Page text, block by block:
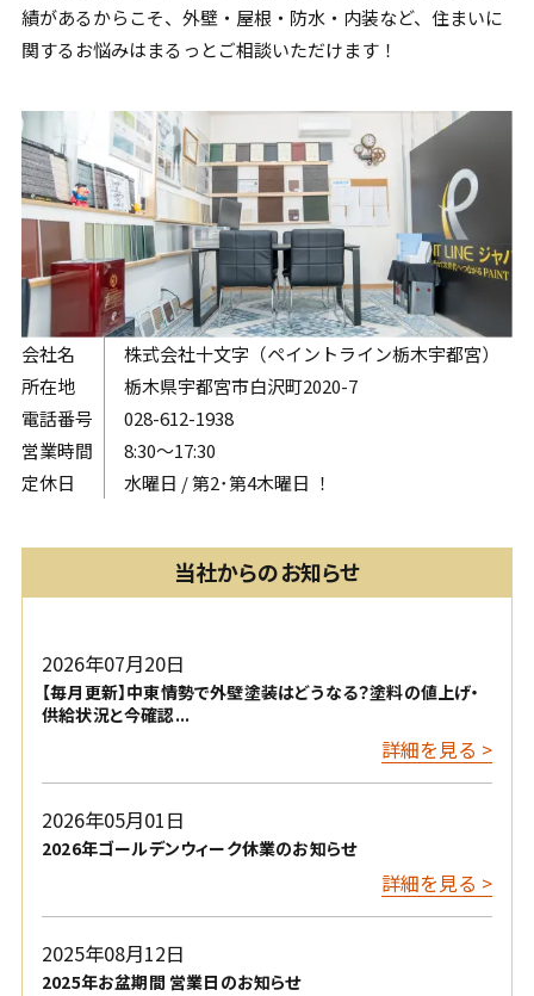
績があるからこそ、外壁・屋根・防水・内装など、住まいに
関するお悩みはまるっとご相談いただけます！
会社名
株式会社十文字（ペイントライン栃木宇都宮）
所在地
栃木県宇都宮市白沢町2020-7
電話番号
028-612-1938
営業時間
8:30〜17:30
定休日
水曜日 / 第2･第4木曜日 ！
当社からのお知らせ
2026年07月20日
【毎月更新】中東情勢で外壁塗装はどうなる？塗料の値上げ・
供給状況と今確認...
詳細を見る >
2026年05月01日
2026年ゴールデンウィーク休業のお知らせ
詳細を見る >
2025年08月12日
2025年お盆期間 営業日のお知らせ